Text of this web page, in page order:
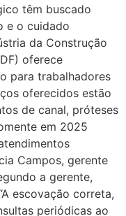
têm buscado
e o cuidado
da Construção
oferece
para trabalhadores
oferecidos estão
de canal, próteses
em 2025
Campos, gerente
a gerente,
escovação correta,
periódicas ao